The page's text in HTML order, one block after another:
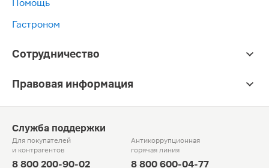
Помощь
Гастроном
Сотрудничество
Правовая информация
Служба поддержки
Для покупателей
и контрагентов
8 800 200-90-02
Антикоррупционная
горячая линия
8 800 600-04-77